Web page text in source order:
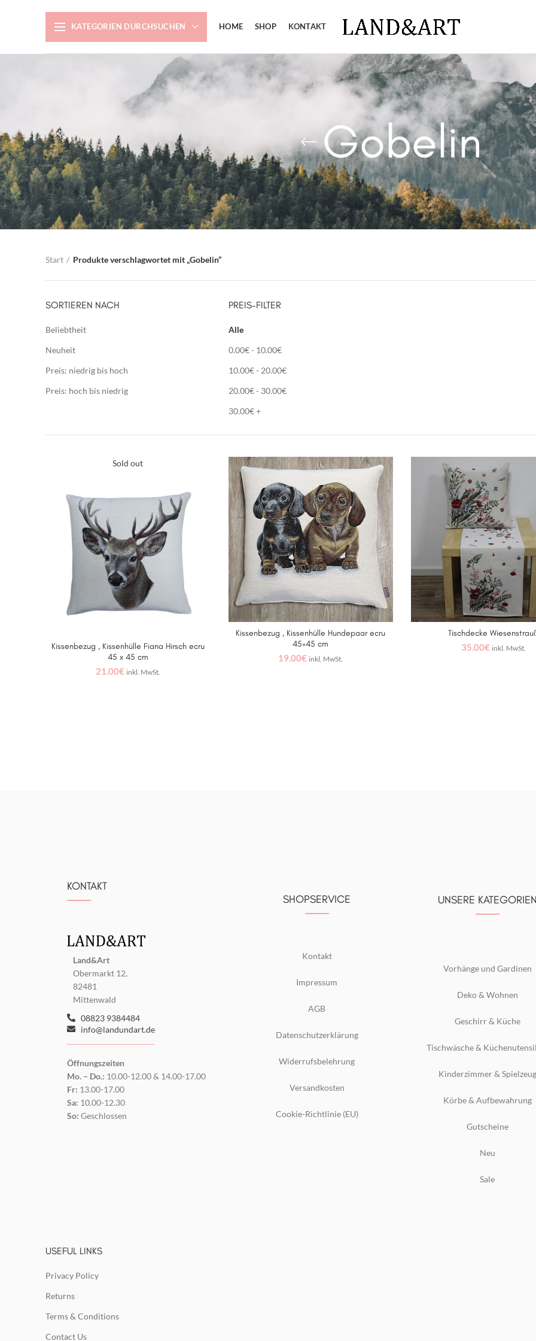
KATEGORIEN DURCHSUCHEN HOME SHOP KONTAKT
Gobelin
Start Produkte verschlagwortet mit „Gobelin“
SORTIEREN NACH
Beliebtheit
Neuheit
Preis: niedrig bis hoch
Preis: hoch bis niedrig
PREIS-FILTER
Alle
0.00€- 10.00€
10.00€- 20.00€
20.00€- 30.00€
30.00€+
Sold out
WEITERLESEN
Kissenbezug , Kissenhülle Fiana Hirsch ecru
45 x 45 cm
21.00€ inkl. MwSt.
IN DEN WARENKORB
Kissenbezug , Kissenhülle Hundepaar ecru
45×45 cm
19.00€ inkl. MwSt.
IN DEN WARENKORB
Tischdecke
35.00€ inkl. MwSt.
KONTAKT
Land&Art
Obermarkt 12,
82481
Mittenwald
08823 9384484
info@landundart.de
Öffnungszeiten
Mo. – Do.: 10.00-12.00 & 14.00-17.00
Fr: 13.00-17.00
Sa: 10.00-12.30
So: Geschlossen
SHOPSERVICE
Kontakt
Impressum
AGB
Datenschutzerklärung
Widerrufsbelehrung
Versandkosten
Cookie-Richtlinie (EU)
UNSERE
Vorhänge und Gardinen
Deko & Wohnen
Geschirr & Küche
Tischwäsche &
Kinderzimmer & Spielzeug
Körbe & Aufbewahrung
Gutscheine
Neu
Sale
USEFUL LINKS
Privacy Policy
Returns
Terms & Conditions
Contact Us